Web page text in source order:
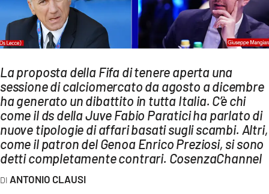
LAC TV
LAC NETWORK
LAC ONAIR
LaC
Network
LACPLAY.IT
LACTV.IT
LACONAIR.IT
LACITYMAG.IT
La proposta della Fifa di tenere aperta una
sessione di calciomercato da agosto a dicembre
ha generato un dibattito in tutta Italia. C’è chi
come il ds della Juve Fabio Paratici ha parlato di
nuove tipologie di affari basati sugli scambi. Altri,
come il patron del Genoa Enrico Preziosi, si sono
detti completamente contrari. CosenzaChannel
ANTONIO CLAUSI